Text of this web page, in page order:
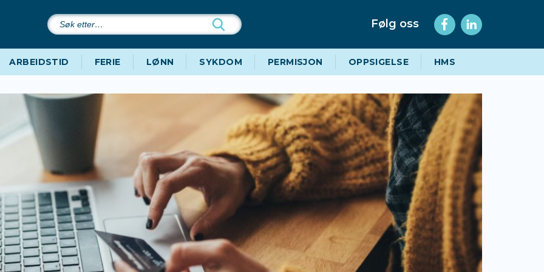
Søk
etter…
Følg oss
ARBEIDSTID FERIE LØNN SYKDOM PERMISJON OPPSIGELSE HMS